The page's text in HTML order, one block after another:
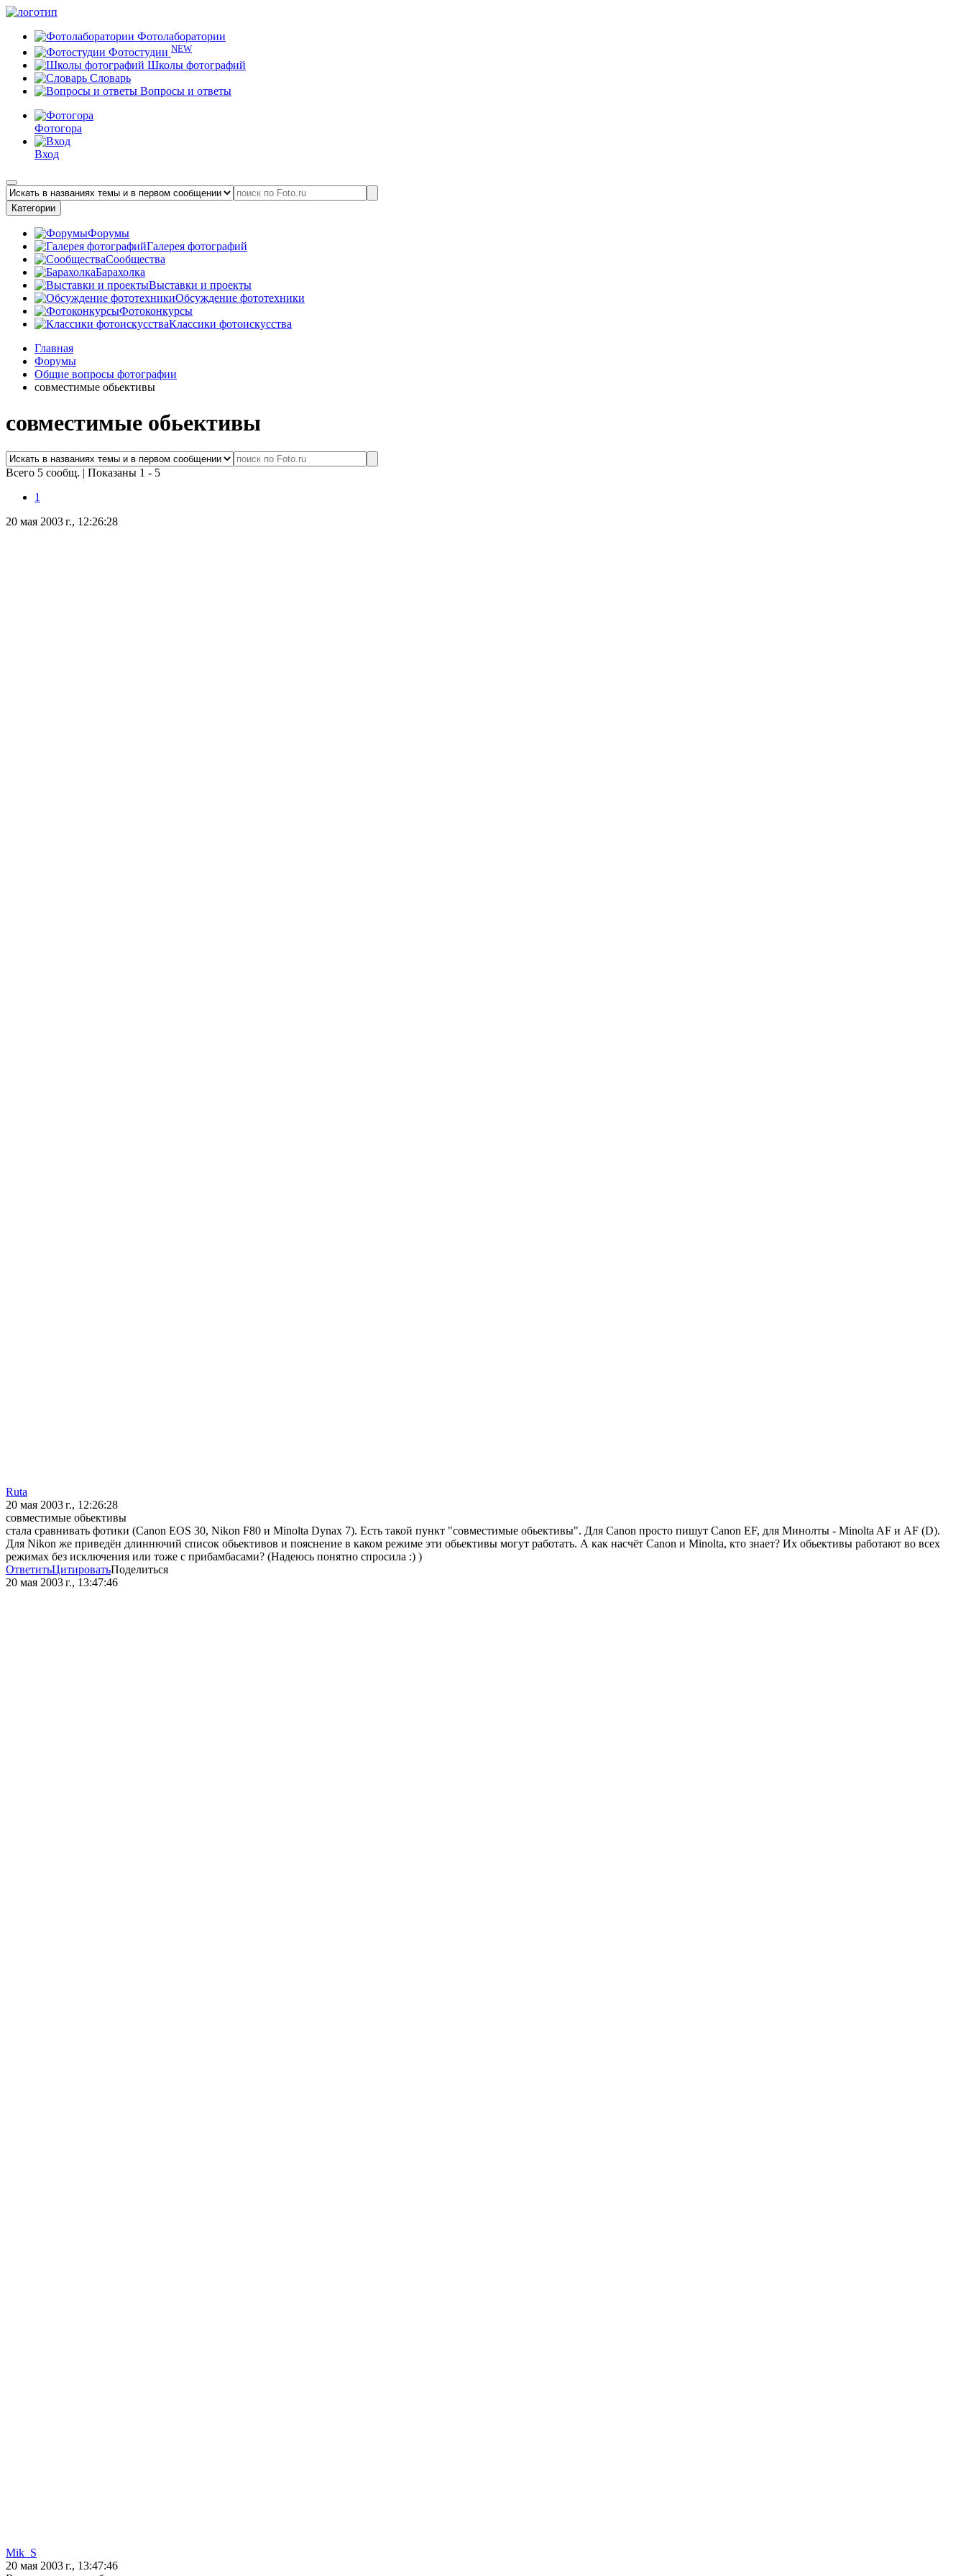
Фотолаборатории
Фотостудии NEW
Школы фотографий
Словарь
Вопросы и ответы
Фотогора
Вход
Категории
Форумы
Галерея фотографий
Сообщества
Барахолка
Выставки и проекты
Обсуждение фототехники
Фотоконкурсы
Классики фотоискусства
Главная
Форумы
Общие вопросы фотографии
совместимые обьективы
совместимые обьективы
Всего 5 сообщ. | Показаны 1 - 5
1
20 мая 2003 г., 12:26:28
Ruta
20 мая 2003 г., 12:26:28
совместимые обьективы
стала сравнивать фотики (Canon EOS 30, Nikon F80 и Minolta Dynax 7). Есть такой пункт "совместимые обьективы". Для Canon просто пишут Canon EF, для Минолты - Minolta AF и АF (D).
Для Nikon же приведён длиннючий список обьективов и пояснение в каком режиме эти обьективы могут работать. А как насчёт Canon и Minolta, кто знает? Иx обьективы работают во всеx
режимаx без исключения или тоже с прибамбасами? (Надеюсь понятно спросила :) )
ОтветитьЦитироватьПоделиться
20 мая 2003 г., 13:47:46
Mik_S
20 мая 2003 г., 13:47:46